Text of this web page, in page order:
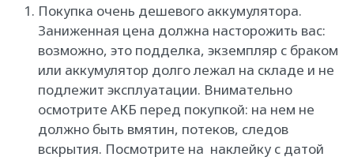
Покупка очень дешевого аккумулятора.
Заниженная цена должна насторожить вас:
возможно, это подделка, экземпляр с браком
или аккумулятор долго лежал на складе и не
подлежит эксплуатации. Внимательно
осмотрите АКБ перед покупкой: на нем не
должно быть вмятин, потеков, следов
вскрытия. Посмотрите на наклейку с датой